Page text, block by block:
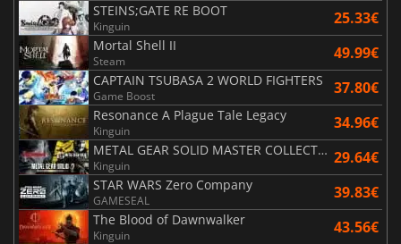
STEINS;GATE RE BOOT
Kinguin 25.33€
Mortal Shell II
Steam 49.99€
CAPTAIN TSUBASA 2 WORLD FIGHTERS
Game Boost 37.80€
Resonance A Plague Tale Legacy
Kinguin 34.96€
METAL GEAR SOLID MASTER COLLECTION Vol.2
Kinguin 29.64€
STAR WARS Zero Company
GAMESEAL 39.83€
The Blood of Dawnwalker
Kinguin 43.56€